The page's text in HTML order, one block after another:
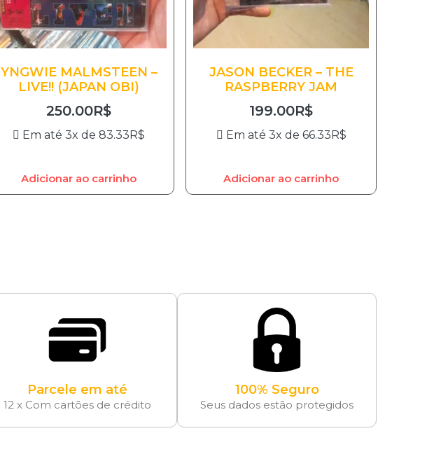
YNGWIE MALMSTEEN –
LIVE!! (JAPAN OBI)
250.00R$
Em até 3x de 83.33 R$
Adicionar ao carrinho
JASON BECKER – THE
RASPBERRY JAM
199.00R$
Em até 3x de 66.33 R$
Adicionar ao carrinho
Parcele em até
12 x Com cartões de crédito
100% Seguro
Seus dados estão protegidos